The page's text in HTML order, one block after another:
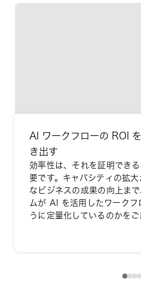
AI ワークフローの ROI を
き出す
効率性は、それを証明でき
要です。キャパシティの拡
なビジネスの成果の向上ま
ムが AI を活用したワークフ
うに定量化しているのかをご